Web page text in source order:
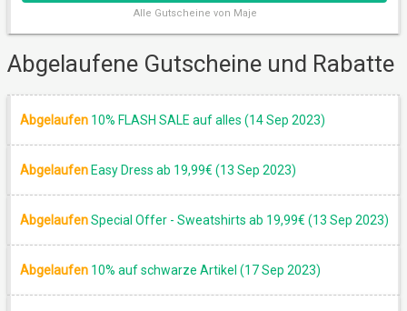
Alle Gutscheine von Maje
Abgelaufene Gutscheine und Rabatte
Abgelaufen 10% FLASH SALE auf alles (14 Sep 2023)
Abgelaufen Easy Dress ab 19,99€ (13 Sep 2023)
AbgelaufenSpecial Offer - Sweatshirts ab 19,99€ (13 Sep 2023)
Abgelaufen 10% auf schwarze Artikel (17 Sep 2023)